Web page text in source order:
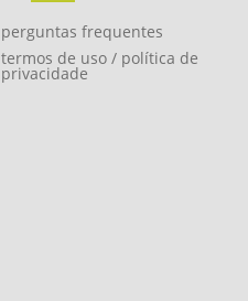
perguntas frequentes
termos de uso / política de
privacidade